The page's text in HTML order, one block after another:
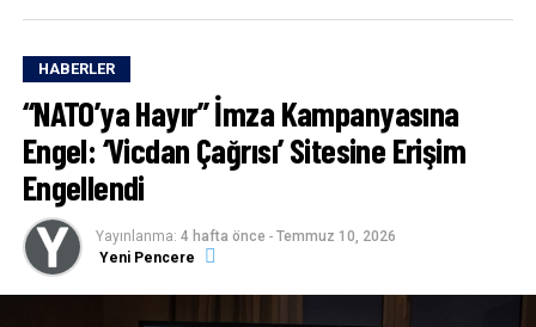
HABERLER
“NATO’ya Hayır” İmza Kampanyasına
Engel: ‘Vicdan Çağrısı’ Sitesine Erişim
Engellendi
Yayınlanma: 4 hafta önce - Temmuz 10, 2026
Yeni Pencere